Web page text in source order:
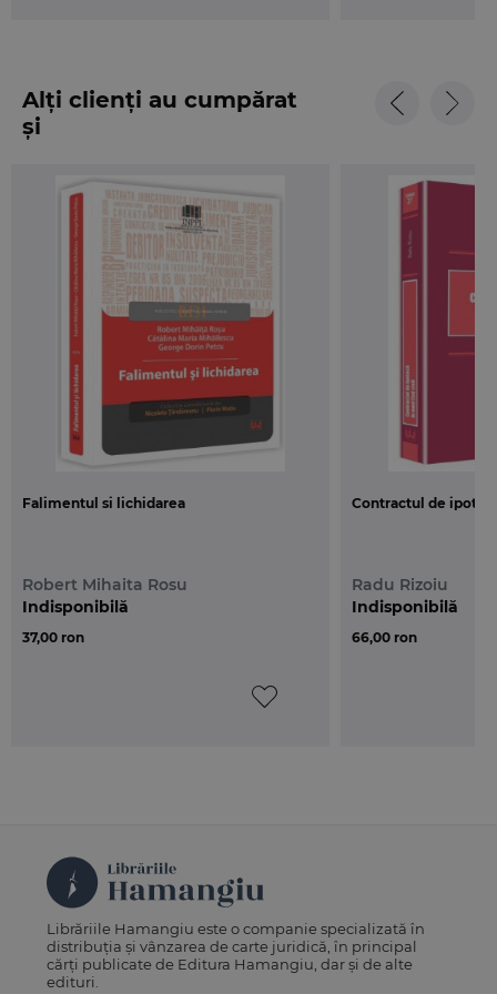
cu trimiteri frecvente la jurisprudenta instantelor
de judecata
• analiza modului in care pot fi recuperate
punctarea unor veritabile solutii la problemele pe
care le implica in anumite situatii identificarea
strategiilor corespunzatoare
• un adevarat examen jurisprudential in materia
insolventei, cuprinzand analiza cauzelor
solutionate de catre instantele nationale,
pronuntate pe parcursul a 20 de ani
• ghid pus la indemana creditorilor procedurilor
de insolventa, prin nuantarea tuturor
mecanismelor procesuale puse la indemana
acestora in vederea materializarii, intr-o masura cat
mai mare, a creantelor
produce un plan de reorganizare confirmat si
dreptului societar, precum fuziunea si divizarea
• ample referinte bibliografice
Alți clienți au cumpărat
și
Falimentul si lichidarea
Robert Mihaita Rosu
37,00 ron
Indisponibilă
Contractul de
Radu Rizoiu
66,00 ron
Indisponibilă
Librăriile Hamangiu este o companie specializată în
distribuția și vânzarea de carte juridică, în principal
cărți publicate de Editura Hamangiu, dar și de alte
edituri.